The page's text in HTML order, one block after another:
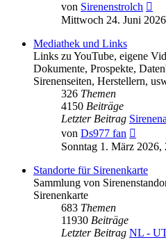
von Sirenenstrolch
Mittwoch 24. Juni
Mediathek und Links
Links zu YouTube, eigene
Dokumente, Prospekte,
Sirenenseiten, Herstellern,
326 Themen
4150 Beiträge
Letzter Beitrag
von Ds977 fan
Sonntag 1. März 2026,
Standorte für Sirenenkarte
Sammlung von
Sirenenkarte
683 Themen
11930 Beiträge
Letzter Beitrag NL -